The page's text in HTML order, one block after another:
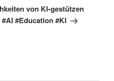
von KI-gestützen
#Education #KI